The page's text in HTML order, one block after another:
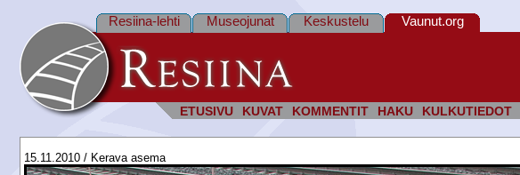
ETUSIVU KUVAT KOMMENTIT HAKU KULKUTIEDOT
Resiina-lehti Museojunat Keskustelu Vaunut.org
15.11.2010 / Kerava asema